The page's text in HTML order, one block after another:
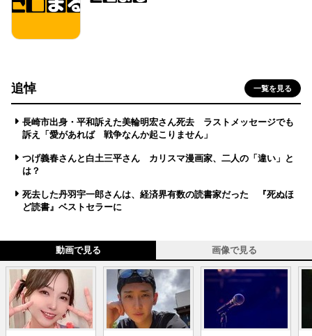
追悼 一覧を見る
長崎市出身・平和訴えた美輪明宏さん死去 ラストメッセージでも
訴え「愛があれば 戦争なんか起こりません」
つげ義春さんと白土三平さん カリスマ漫画家、二人の「違い」と
は？
死去した丹羽宇一郎さんは、経済界有数の読書家だった 『死ぬほ
ど読書』ベストセラーに
動画で見る 画像で見る